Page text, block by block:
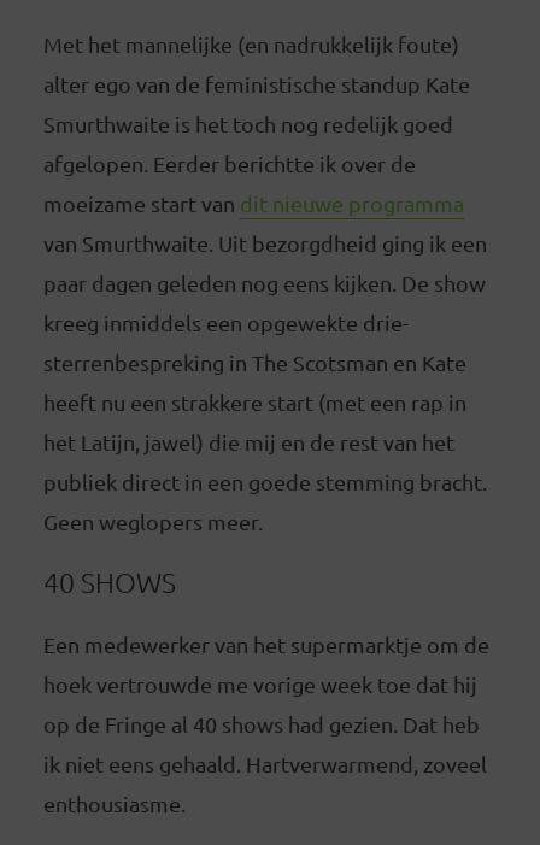
Met het mannelijke (en nadrukkelijk foute)
alter ego van de feministische standup Kate
Smurthwaite is het toch nog redelijk goed
afgelopen. Eerder berichtte ik over de
moeizame start van dit nieuwe programma
van Smurthwaite. Uit bezorgdheid ging ik een
paar dagen geleden nog eens kijken. De show
kreeg inmiddels een opgewekte drie-
sterrenbespreking in The Scotsman en Kate
heeft nu een strakkere start (met een rap in
het Latijn, jawel) die mij en de rest van het
publiek direct in een goede stemming bracht.
Geen weglopers meer.
40 SHOWS
Een medewerker van het supermarktje om de
hoek vertrouwde me vorige week toe dat hij
op de Fringe al 40 shows had gezien. Dat heb
ik niet eens gehaald. Hartverwarmend, zoveel
enthousiasme.